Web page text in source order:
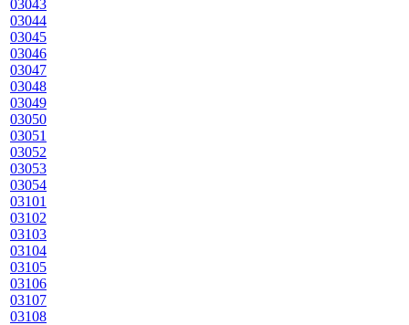
03043
03044
03045
03046
03047
03048
03049
03050
03051
03052
03053
03054
03101
03102
03103
03104
03105
03106
03107
03108